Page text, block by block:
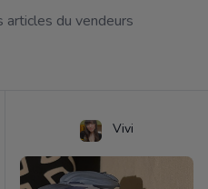
articles du vendeurs
Vivi